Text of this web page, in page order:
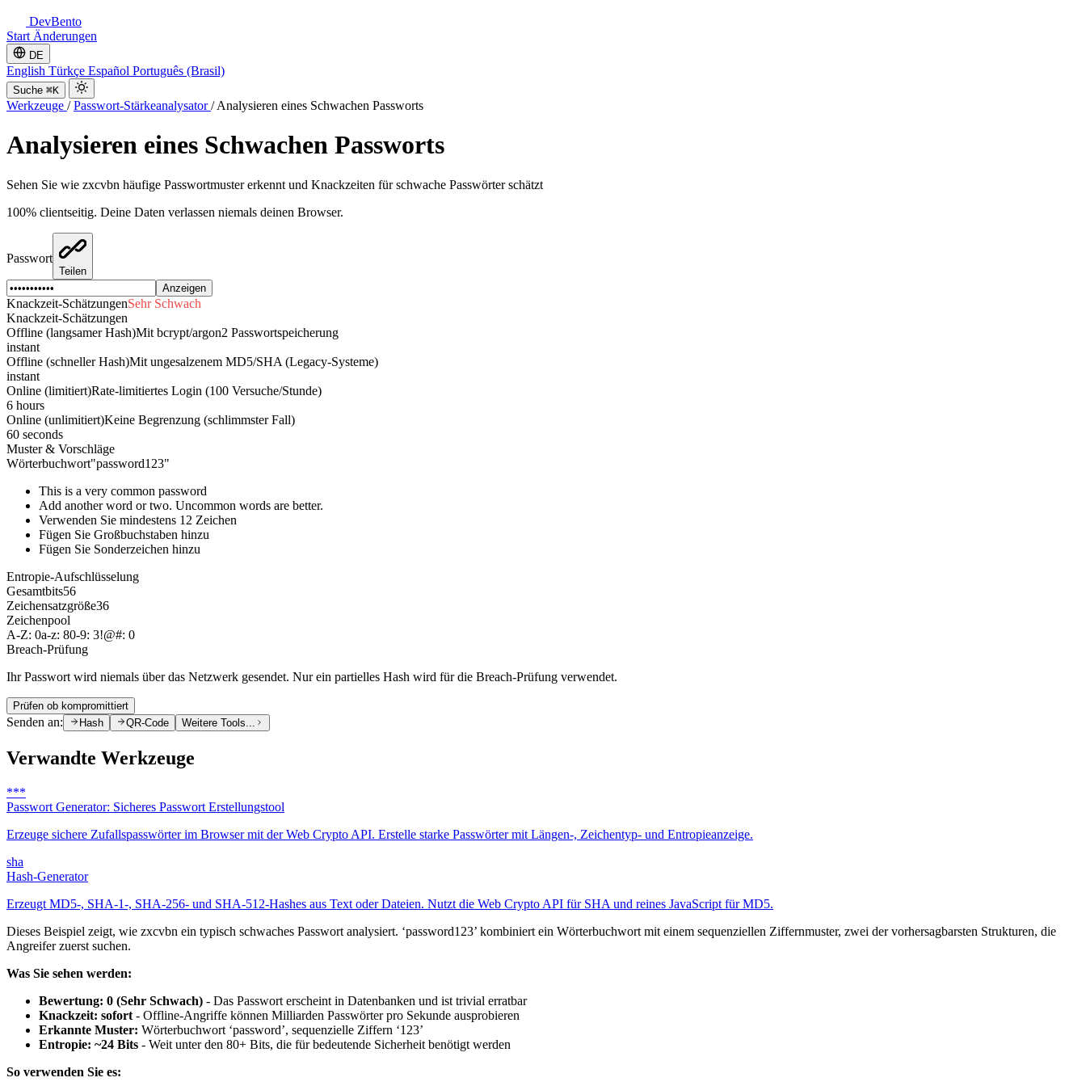
DevBento
Start Änderungen
DE
English Türkçe Español Português (Brasil)
Suche ⌘K
Werkzeuge / Passwort-Stärkeanalysator/ Analysieren eines Schwachen Passworts
Analysieren eines Schwachen Passworts
Sehen Sie wie zxcvbn häufige Passwortmuster erkennt und Knackzeiten für schwache Passwörter schätzt
100% clientseitig. Deine Daten verlassen niemals deinen Browser.
Passwort
Teilen
Anzeigen
Knackzeit-SchätzungenSehr Schwach
Knackzeit-Schätzungen
Offline (langsamer Hash)Mit bcrypt/argon2 Passwortspeicherung
instant
Offline (schneller Hash)Mit ungesalzenem MD5/SHA (Legacy-Systeme)
instant
Online (limitiert)Rate-limitiertes Login (100 Versuche/Stunde)
6 hours
Online (unlimitiert)Keine Begrenzung (schlimmster Fall)
60 seconds
Muster & Vorschläge
Wörterbuchwort"password123"
This is a very common password
Add another word or two. Uncommon words are better.
Verwenden Sie mindestens 12 Zeichen
Fügen Sie Großbuchstaben hinzu
Fügen Sie Sonderzeichen hinzu
Entropie-Aufschlüsselung
Gesamtbits56
Zeichensatzgröße36
Zeichenpool
A-Z: 0a-z: 80-9: 3!@#: 0
Breach-Prüfung
Ihr Passwort wird niemals über das Netzwerk gesendet. Nur ein partielles Hash wird für die Breach-Prüfung verwendet.
Prüfen ob kompromittiert
Senden an: Hash QR-Code Weitere Tools...
Verwandte Werkzeuge
***
Passwort Generator: Sicheres Passwort Erstellungstool
Erzeuge sichere Zufallspasswörter im Browser mit der Web Crypto API. Erstelle starke Passwörter mit Längen-, Zeichentyp- und Entropieanzeige.
sha
Hash-Generator
Erzeugt MD5-, SHA-1-, SHA-256- und SHA-512-Hashes aus Text oder Dateien. Nutzt die Web Crypto API für SHA und reines JavaScript für MD5.
Dieses Beispiel zeigt, wie zxcvbn ein typisch schwaches Passwort analysiert. ‘password123’ kombiniert ein Wörterbuchwort mit einem sequenziellen Ziffernmuster, zwei der vorhersagbarsten Strukturen, die
Angreifer zuerst suchen.
Was Sie sehen werden:
Bewertung: 0 (Sehr Schwach) - Das Passwort erscheint in Datenbanken und ist trivial erratbar
Knackzeit: sofort - Offline-Angriffe können Milliarden Passwörter pro Sekunde ausprobieren
Erkannte Muster: Wörterbuchwort ‘password’, sequenzielle Ziffern ‘123’
Entropie: ~24 Bits - Weit unter den 80+ Bits, die für bedeutende Sicherheit benötigt werden
So verwenden Sie es: